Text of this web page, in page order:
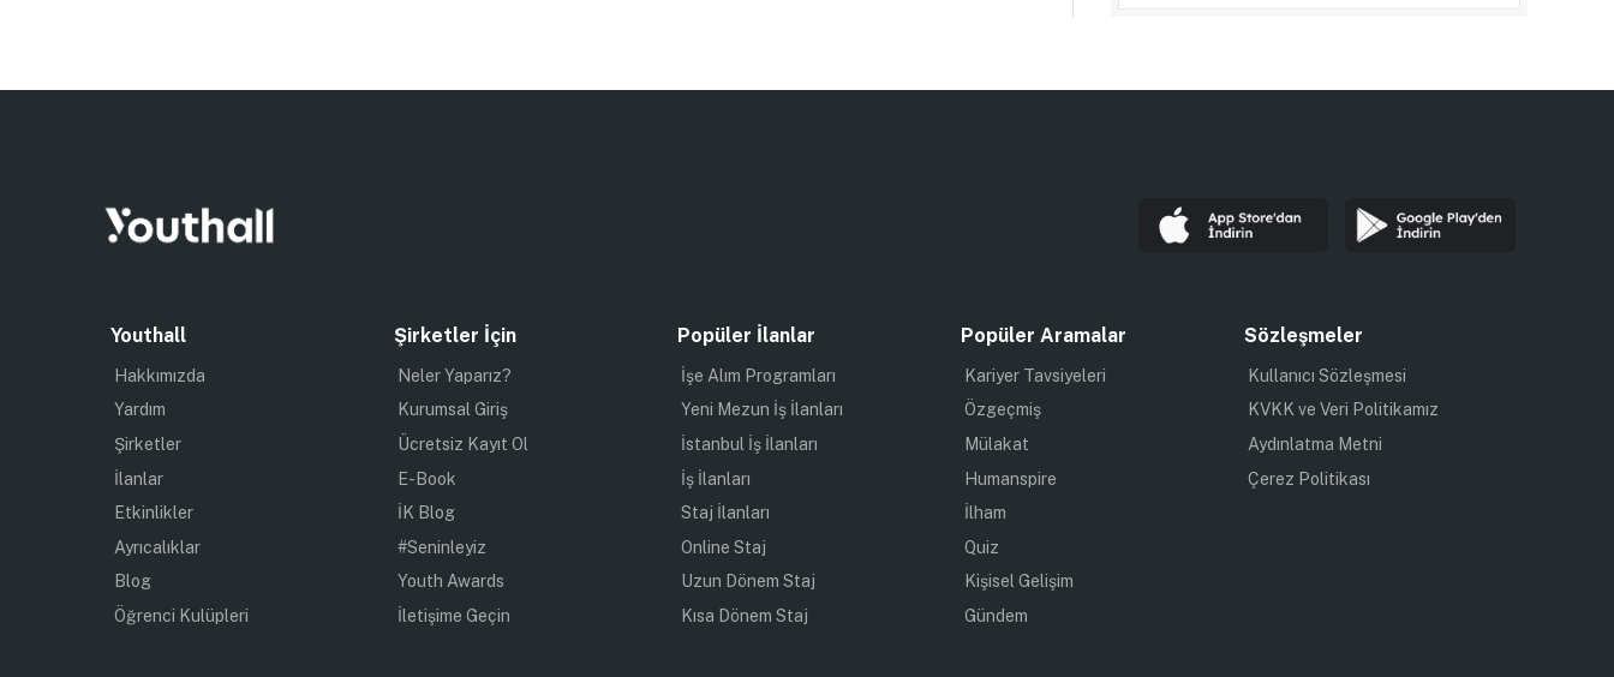
Youthall
Hakkımızda
Yardım
Şirketler
İlanlar
Etkinlikler
Ayrıcalıklar
Blog
Öğrenci Kulüpleri
Şirketler İçin
Neler Yaparız?
Kurumsal Giriş
Ücretsiz Kayıt Ol
E-Book
İK Blog
#Seninleyiz
Youth Awards
İletişime Geçin
Popüler İlanlar
İşe Alım Programları
Yeni Mezun İş İlanları
İstanbul İş İlanları
İş İlanları
Staj İlanları
Online Staj
Uzun Dönem Staj
Kısa Dönem Staj
Popüler Aramalar
Kariyer Tavsiyeleri
Özgeçmiş
Mülakat
Humanspire
İlham
Quiz
Kişisel Gelişim
Gündem
Sözleşmeler
Kullanıcı Sözleşmesi
KVKK ve Veri Politikamız
Aydınlatma Metni
Çerez Politikası